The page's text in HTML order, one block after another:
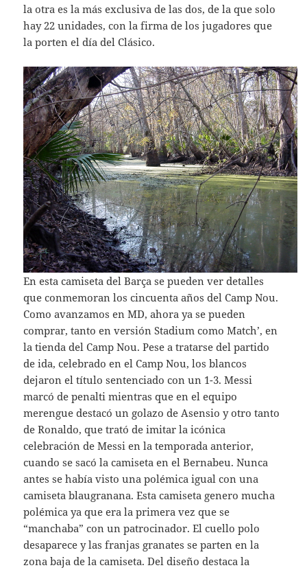
la otra es la más exclusiva de las dos, de la que solo
hay 22 unidades, con la firma de los jugadores que
la porten el día del Clásico.
En esta camiseta del Barça se pueden ver detalles
que conmemoran los cincuenta años del Camp Nou.
Como avanzamos en MD, ahora ya se pueden
comprar, tanto en versión Stadium como Match’, en
la tienda del Camp Nou. Pese a tratarse del partido
de ida, celebrado en el Camp Nou, los blancos
dejaron el título sentenciado con un 1-3. Messi
marcó de penalti mientras que en el equipo
merengue destacó un golazo de Asensio y otro tanto
de Ronaldo, que trató de imitar la icónica
celebración de Messi en la temporada anterior,
cuando se sacó la camiseta en el Bernabeu. Nunca
antes se había visto una polémica igual con una
camiseta blaugranana. Esta camiseta genero mucha
polémica ya que era la primera vez que se
“manchaba” con un patrocinador. El cuello polo
desaparece y las franjas granates se parten en la
zona baja de la camiseta. Del diseño destaca la